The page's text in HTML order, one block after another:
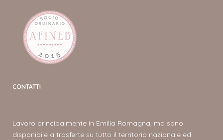
CONTATTI
Lavoro principalmente in Emilia Romagna, ma sono
disponibile a trasferte su tutto il territorio nazionale ed